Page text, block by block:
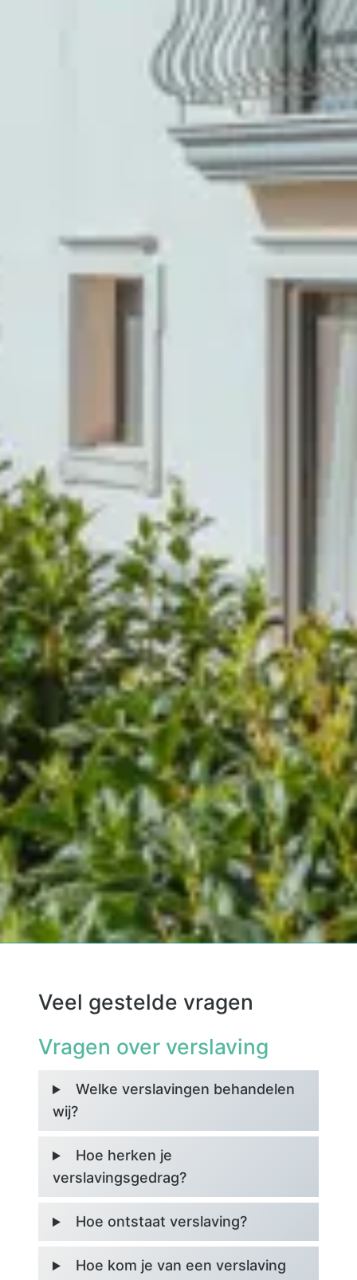
Veel gestelde vragen
Vragen over verslaving
Welke verslavingen behandelen
wij?
Hoe herken je
verslavingsgedrag?
Hoe ontstaat verslaving?
Hoe kom je van een verslaving